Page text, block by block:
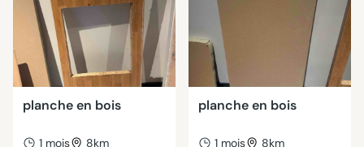
planche en bois
1 mois 8km
planche en bois
1 mois 8km